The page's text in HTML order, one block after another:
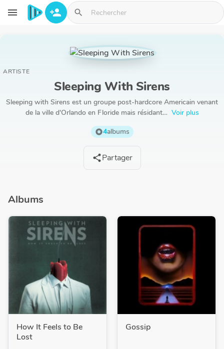
Aller au contenu principal
menu person_add search
ARTISTE
Sleeping With Sirens
Sleeping with Sirens est un groupe post-hardcore Americain venant
de la ville d'Orlando en Floride mais résidant… Voir plus
album4albums
sharePartager
Albums
How It Feels to Be
Lost
Gossip